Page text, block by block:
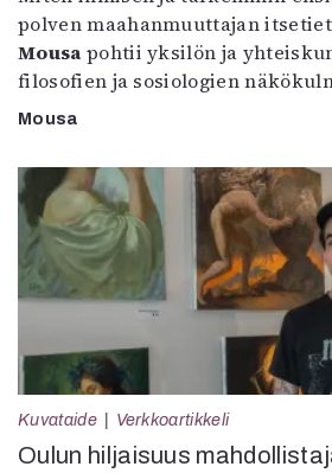
polven maahanmuuttajan
Mousa pohtii yksilön ja
filosofien ja sosiologien
Mousa
Kuvataide Verkkoartikkeli
Oulun hiljaisuus